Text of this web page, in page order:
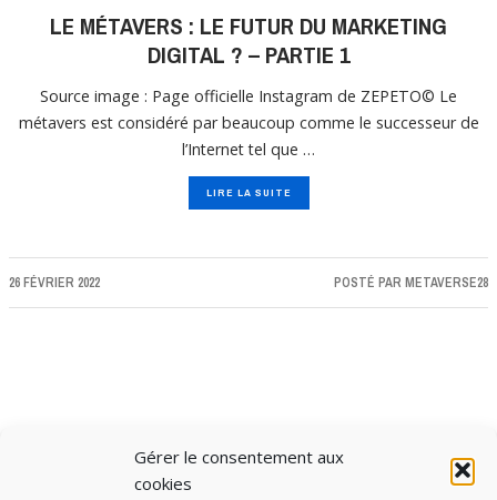
Gérer le consentement aux
cookies
LE MÉTAVERS : LE FUTUR DU MARKETING
DIGITAL ? – PARTIE 1
Source image : Page officielle Instagram de ZEPETO© Le
métavers est considéré par beaucoup comme le successeur de
l’Internet tel que …
LIRE LA SUITE
26 FÉVRIER 2022 POSTÉ PAR METAVERSE28
CHARGER PLUS D'ARTICLES